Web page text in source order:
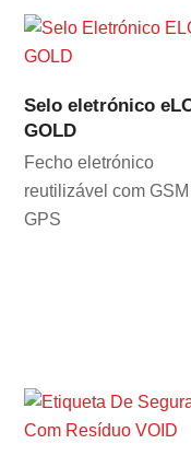
Selo eletrónico
GOLD
Fecho eletrónico
reutilizável com
GPS